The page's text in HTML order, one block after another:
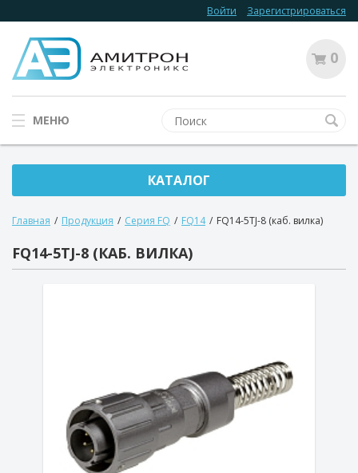
Войти Зарегистрироваться
0
МЕНЮ
КАТАЛОГ
Главная / Продукция / Серия FQ / FQ14 / FQ14-5TJ-8 (каб. вилка)
FQ14-5TJ-8 (КАБ. ВИЛКА)